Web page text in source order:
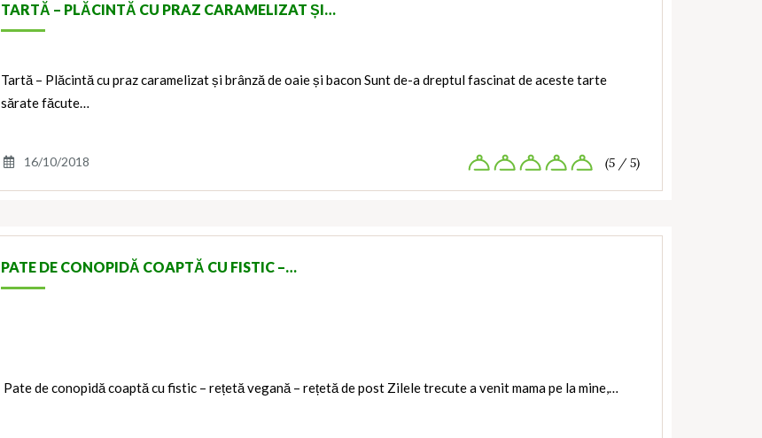
TARTĂ – PLĂCINTĂ CU PRAZ CARAMELIZAT ȘI…
Tartă – Plăcintă cu praz caramelizat și brânză de oaie și bacon Sunt de-a dreptul fascinat de aceste tarte
sărate făcute…
16/10/2018 (5 / 5)
PATE DE CONOPIDĂ COAPTĂ CU FISTIC –…
Pate de conopidă coaptă cu fistic – rețetă vegană – rețetă de post Zilele trecute a venit mama pe la mine,…